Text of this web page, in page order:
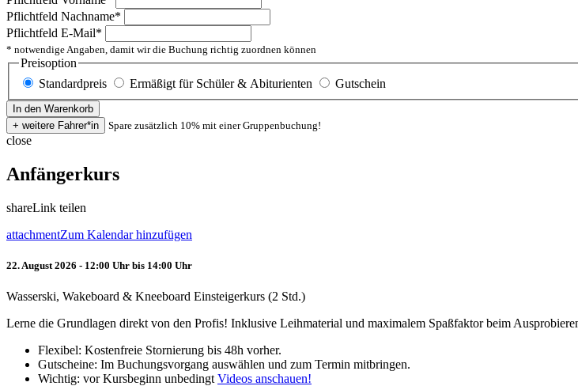
Pflichtfeld Nachname*
Pflichtfeld E-Mail*
* notwendige Angaben, damit wir die Buchung richtig zuordnen können
Preisoption
Standardpreis
Ermäßigt für Schüler & Abiturienten Gutschein
Spare zusätzlich 10% mit einer Gruppenbuchung!
close
Anfängerkurs
shareLink teilen
attachmentZum Kalendar hinzufügen
22. August 2026 - 12:00 Uhr bis 14:00 Uhr
Wasserski, Wakeboard & Kneeboard Einsteigerkurs (2 Std.)
Lerne die Grundlagen direkt von den Profis! Inklusive Leihmaterial und maximalem Spaßfaktor beim
Flexibel: Kostenfreie Stornierung bis 48h vorher.
Gutscheine: Im Buchungsvorgang auswählen und zum Termin mitbringen.
Wichtig: vor Kursbeginn unbedingt Videos anschauen!